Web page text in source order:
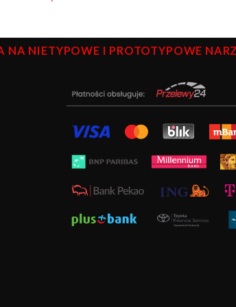
NIETYPOWE I PROTOTYPOWE